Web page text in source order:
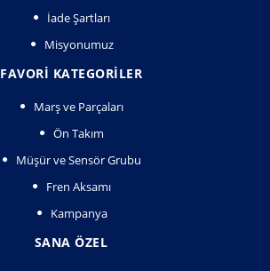
İade Şartları
Misyonumuz
FAVORI KATEGORILER
Marş ve Parçaları
Ön Takım
Müşür ve Sensör Grubu
Fren Aksamı
Kampanya
SANA ÖZEL